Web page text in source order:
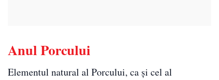
Anul Porcului
Elementul natural al Porcului, ca și cel al